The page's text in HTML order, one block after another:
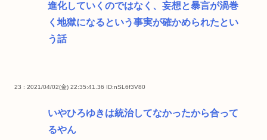
進化していくのではなく、妄想と暴言が渦巻
く地獄になるという事実が確かめられたとい
う話
23 : 2021/04/02(金) 22:35:41.36 ID:nSL6f3V80
いやひろゆきは統治してなかったから合って
るやん